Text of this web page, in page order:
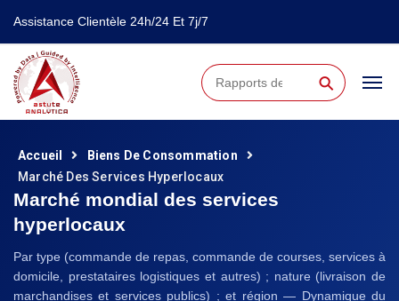
Assistance Clientèle 24h/24 Et 7j/7
⚲
Accueil
Biens De Consommation
Marché Des Services Hyperlocaux
Marché mondial des services
hyperlocaux
Par type (commande de repas, commande de courses, services à
domicile, prestataires logistiques et autres) ; nature (livraison de
marchandises et services publics) ; et région — Dynamique du